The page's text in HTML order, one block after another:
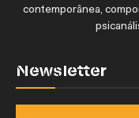
contemporânea,
Newsletter